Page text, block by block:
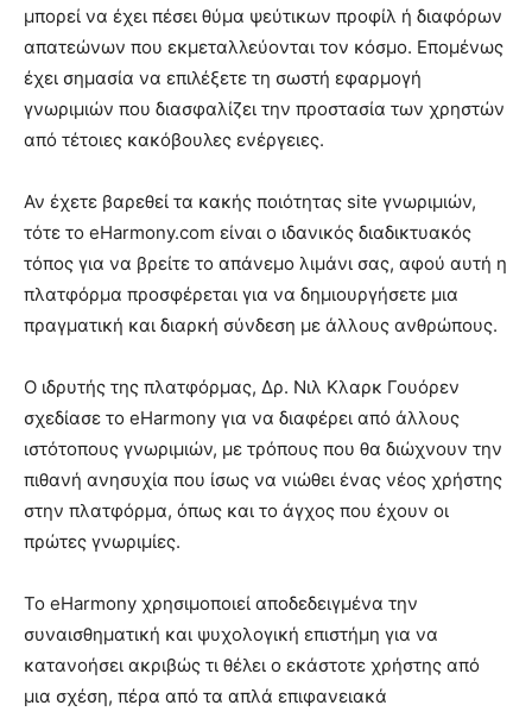
μπορεί να έχει πέσει θύμα ψεύτικων προφίλ ή διαφόρων
απατεώνων που εκμεταλλεύονται τον κόσμο. Επομένως
έχει σημασία να επιλέξετε τη σωστή εφαρμογή
γνωριμιών που διασφαλίζει την προστασία των χρηστών
από τέτοιες κακόβουλες ενέργειες.
Αν έχετε βαρεθεί τα κακής ποιότητας site γνωριμιών,
τότε το eHarmony.com είναι ο ιδανικός διαδικτυακός
τόπος για να βρείτε το απάνεμο λιμάνι σας, αφού αυτή η
πλατφόρμα προσφέρεται για να δημιουργήσετε μια
πραγματική και διαρκή σύνδεση με άλλους ανθρώπους.
Ο ιδρυτής της πλατφόρμας, Δρ. Νιλ Κλαρκ Γουόρεν
σχεδίασε το eHarmony για να διαφέρει από άλλους
ιστότοπους γνωριμιών, με τρόπους που θα διώχνουν την
πιθανή ανησυχία που ίσως να νιώθει ένας νέος χρήστης
στην πλατφόρμα, όπως και το άγχος που έχουν οι
πρώτες γνωριμίες.
Το eHarmony χρησιμοποιεί αποδεδειγμένα την
συναισθηματική και ψυχολογική επιστήμη για να
κατανοήσει ακριβώς τι θέλει ο εκάστοτε χρήστης από
μια σχέση, πέρα ​​από τα απλά επιφανειακά